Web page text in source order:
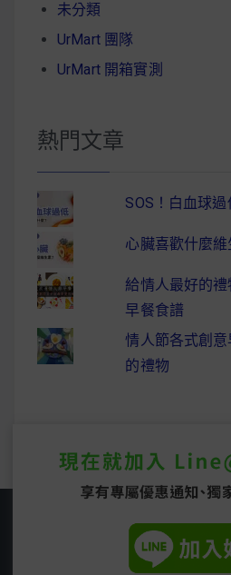
未分類
UrMart 團隊
UrMart 開箱實測
熱門文章
SOS！白血球
心臟喜歡什麼維
給情人最好的
早餐食譜
情人節各式創
的禮物
UrMart 美好生